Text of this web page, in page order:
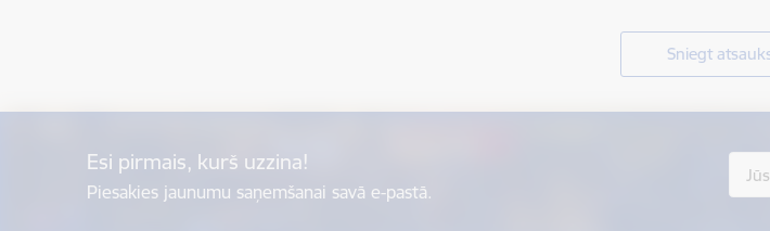
Sniegt
Esi pirmais, kurš uzzina!
Piesakies jaunumu saņemšanai savā e-pastā.